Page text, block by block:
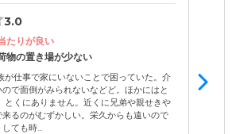
3.0
たりが良い
物の置き場が少ない
が仕事で家にいないことで困っていた。介
で面倒がみられないなどど。ほかにはと
とくにありません。近くに兄弟や親せきや
るのがむずかしい。栄久からも遠いので
ても時...